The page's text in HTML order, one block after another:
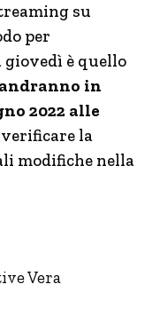
su
per
è quello
in
2022 alle
la
modifiche nella
Vera